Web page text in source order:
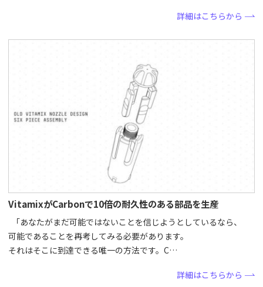
詳細はこちらから
VitamixがCarbonで10倍の耐久性のある部品を生産
「あなたがまだ可能ではないことを信じようとしているなら、
可能であることを再考してみる必要があります。
それはそこに到達できる唯一の方法です。C…
詳細はこちらから